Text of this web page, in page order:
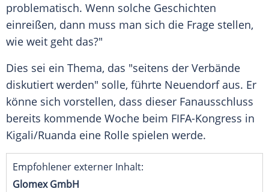
problematisch. Wenn solche Geschichten
einreißen, dann muss man sich die Frage stellen,
wie weit geht das?"
Dies sei ein Thema, das "seitens der Verbände
diskutiert werden" solle, führte Neuendorfaus. Er
könne sich vorstellen, dass dieser Fanausschluss
bereits kommende Woche beim FIFA-Kongress in
Kigali/Ruanda eine Rolle spielen werde.
Empfohlener externer Inhalt:
Glomex GmbH